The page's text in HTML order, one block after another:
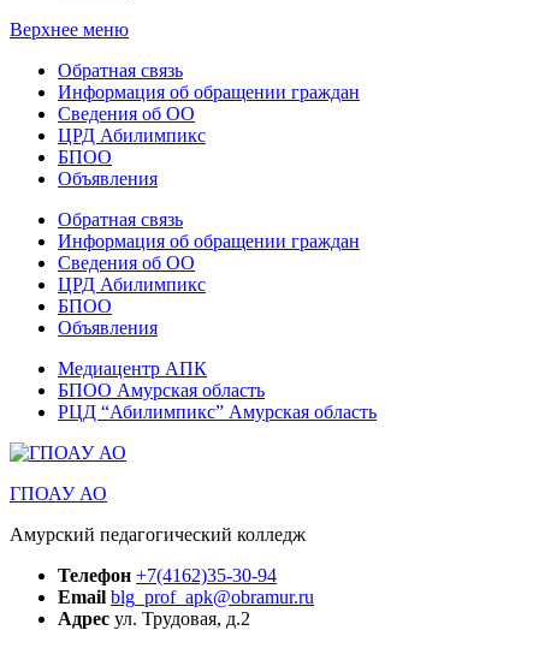
Верхнее меню
Обратная связь
Информация об обращении граждан
Сведения об ОО
ЦРД Абилимпикс
БПОО
Объявления
Обратная связь
Информация об обращении граждан
Сведения об ОО
ЦРД Абилимпикс
БПОО
Объявления
Медиацентр АПК
БПОО Амурская область
РЦД “Абилимпикс” Амурская область
ГПОАУ АО
Амурский педагогический колледж
Телефон +7(4162)35-30-94
Email blg_prof_apk@obramur.ru
Адрес ул. Трудовая, д.2